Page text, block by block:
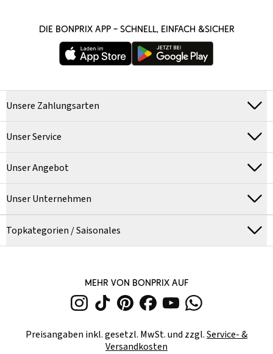
DIE BONPRIX APP – SCHNELL, EINFACH &SICHER
Unsere Zahlungsarten
Unser Service
Unser Angebot
Unser Unternehmen
Topkategorien / Saisonales
MEHR VON BONPRIX AUF
Preisangaben inkl. gesetzl. MwSt. und zzgl.Service- &
Versandkosten